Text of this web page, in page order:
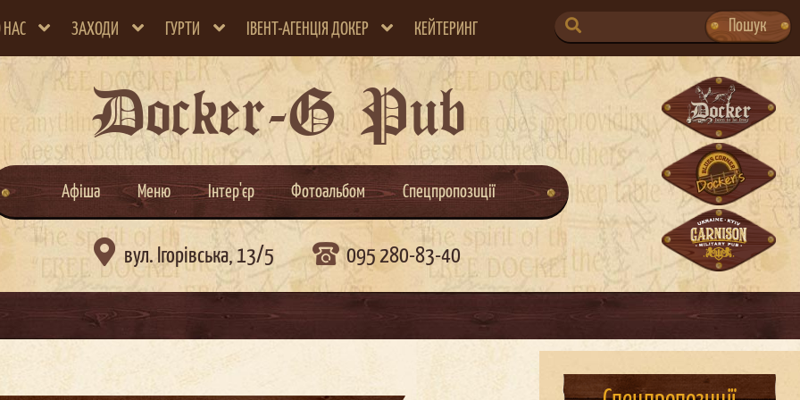
НАС ЗАХОДИ ГУРТИ ІВЕНТ-АГЕНЦІЯ ДОКЕР КЕЙТЕРИНГ
SEARCH
FOR:
Пошук
Docker-G Pub
Афіша Меню Інтер'єр Фотоальбом Спецпропозиції
 вул. Ігорівська, 13/5 095 280-83-40